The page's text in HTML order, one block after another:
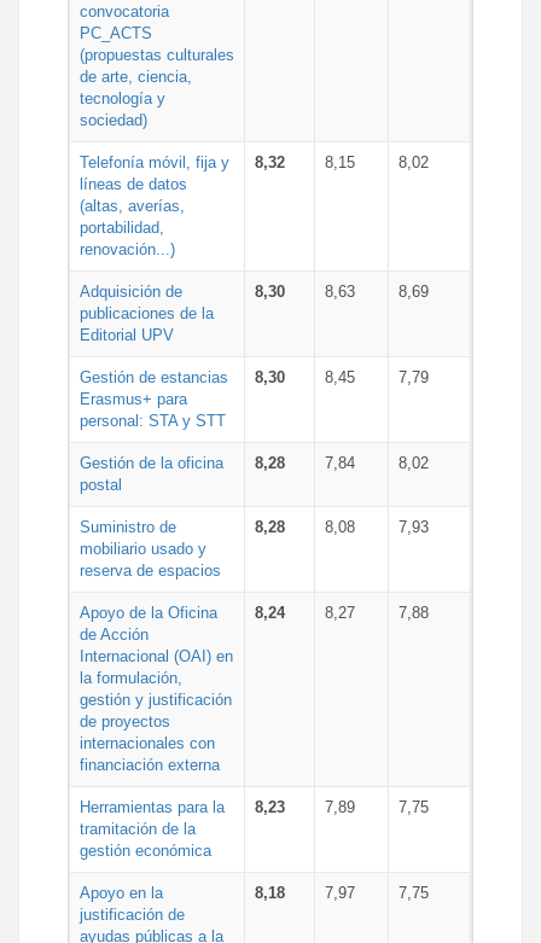
convocatoria
PC_ACTS
(propuestas culturales
de arte, ciencia,
tecnología y
sociedad)
Telefonía móvil, fija y
líneas de datos
(altas, averías,
portabilidad,
renovación...)
8,32 8,15 8,02
Adquisición de
publicaciones de la
Editorial UPV
8,30 8,63 8,69
Gestión de estancias
Erasmus+ para
personal: STA y STT
8,30 8,45 7,79
Gestión de la oficina
postal
8,28 7,84 8,02
Suministro de
mobiliario usado y
reserva de espacios
8,28 8,08 7,93
Apoyo de la Oficina
de Acción
Internacional (OAI) en
la formulación,
gestión y justificación
de proyectos
internacionales con
financiación externa
8,24 8,27 7,88
Herramientas para la
tramitación de la
gestión económica
8,23 7,89 7,75
Apoyo en la
justificación de
ayudas públicas a la
8,18 7,97 7,75